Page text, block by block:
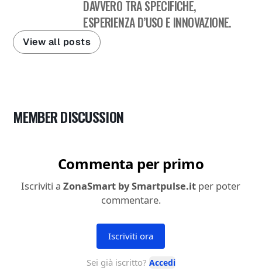
DAVVERO TRA SPECIFICHE,
ESPERIENZA D’USO E INNOVAZIONE.
View all posts
MEMBER DISCUSSION